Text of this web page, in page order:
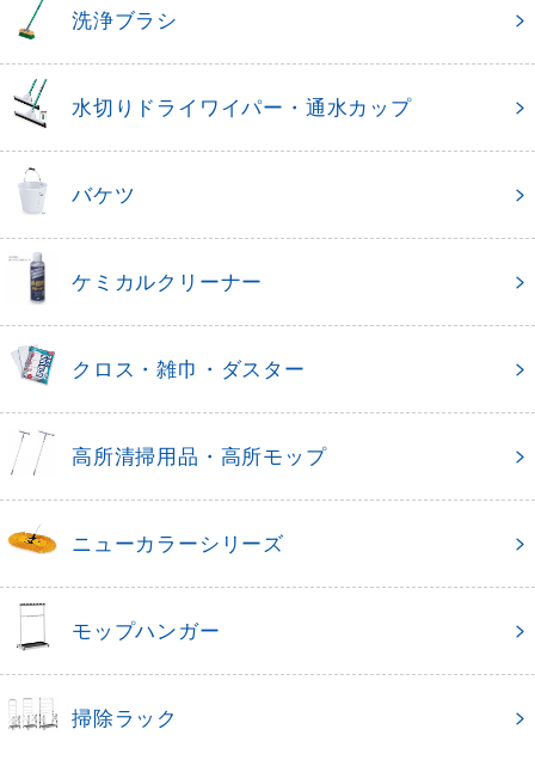
洗浄ブラシ
水切りドライワイパー・通水カップ
バケツ
ケミカルクリーナー
クロス・雑巾・ダスター
高所清掃用品・高所モップ
ニューカラーシリーズ
モップハンガー
掃除ラック